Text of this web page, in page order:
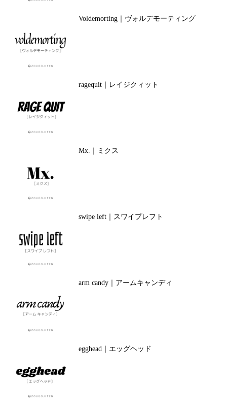
Voldemorting｜ヴォルデモーティング
ragequit｜レイジクィット
Mx.｜ミクス
swipe left｜スワイプレフト
arm candy｜アームキャンディ
egghead｜エッグヘッド